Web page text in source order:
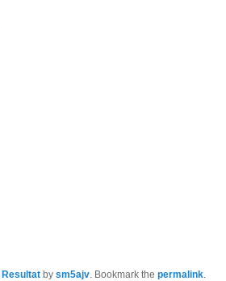
Resultatby sm5ajv. Bookmark the permalink.